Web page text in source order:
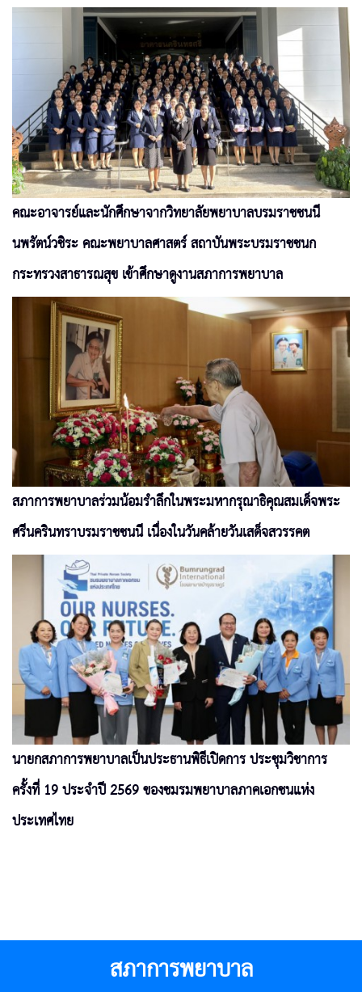
คณะอาจารย์และนักศึกษาจากวิทยาลัยพยาบาลบรมราชชนนี
นพรัตน์วชิระ คณะพยาบาลศาสตร์ สถาบันพระบรมราชชนก
กระทรวงสาธารณสุข เข้าศึกษาดูงานสภาการพยาบาล
สภาการพยาบาลร่วมน้อมรำลึกในพระมหากรุณาธิคุณสมเด็จพระ
ศรีนครินทราบรมราชชนนี เนื่องในวันคล้ายวันเสด็จสวรรคต
นายกสภาการพยาบาลเป็นประธานพิธีเปิดการ ประชุมวิชาการ
ครั้งที่ 19 ประจำปี 2569 ของชมรมพยาบาลภาคเอกชนแห่ง
ประเทศไทย
สภาการพยาบาล